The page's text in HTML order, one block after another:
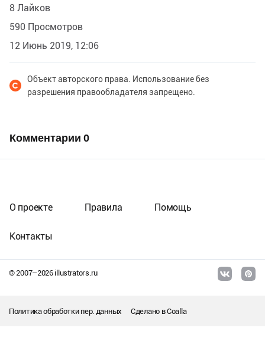
8 Лайков
590 Просмотров
12 Июнь 2019, 12:06
Объект авторского права. Использование без
разрешения правообладателя запрещено.
Комментарии 0
© 2007–2026illustrators.ru
О проекте Правила Помощь
Контакты
Политика обработки пер. данных Сделано вCoalla